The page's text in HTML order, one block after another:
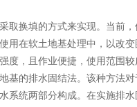
取换填的方式来实现。当前
用在软土地基处理中，以改
度，且作业便捷，使用范围
基的排水固结法。该种方法
系统两部分构成。在实施排